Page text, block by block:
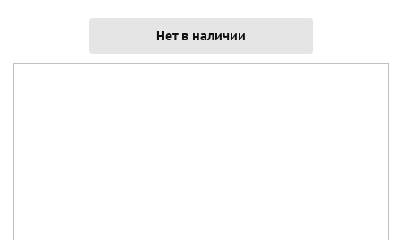
Нет в наличии